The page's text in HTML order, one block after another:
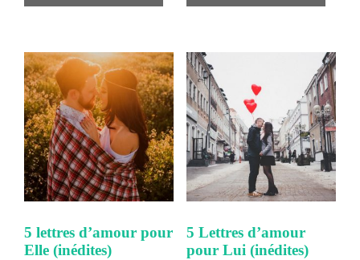
5 lettres d’amour pour
Elle (inédites)
5 Lettres d’amour
pour Lui (inédites)